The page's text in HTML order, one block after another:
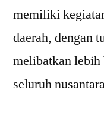
memiliki
daerah, dengan
melibatkan
seluruh